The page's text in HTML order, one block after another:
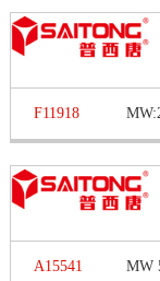
F11918
A15541 MW